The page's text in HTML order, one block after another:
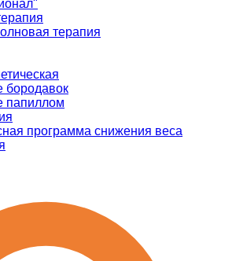
терапия
бородавок
папиллом
программа снижения веса